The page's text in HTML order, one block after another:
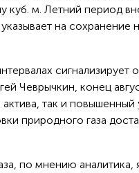
куб. м. Летний период
на
сигнализирует
Чеврычкин, конец
так и
природного газа
по мнению аналитика,